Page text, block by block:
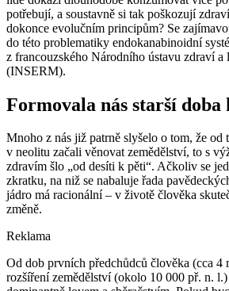
potřebují, a soustavně si tak poškozují
dokonce evolučním principům? Se
do této problematiky endokanabinoidní
z francouzského Národního ústavu zdraví a
(INSERM).
Formovala nás starší doba
Mnoho z nás již patrně slyšelo o tom, že od
v neolitu začali věnovat zemědělství, to s
zdravím šlo „od desíti k pěti“. Ačkoliv se
zkratku, na niž se nabaluje řada
jádro má racionální –⁠ v životě člověka
změně.
Reklama
Od dob prvních předchůdců člověka (cca
rozšíření zemědělství (okolo 10 000 př. n.